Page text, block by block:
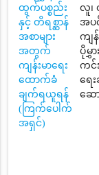
ထွက်ပစ္စည်း
နှင့် တိရစ္ဆာန်
အစာများ
အတွက်
ကျန်းမာရေး
ထောက်ခံ
ချက်ရယူရန်
(ကြက်ပေါက်
အရှင်)
လူ၊
အ
ကျန်
ပိုမွှာ
ကင်
ရေ
ဆေ